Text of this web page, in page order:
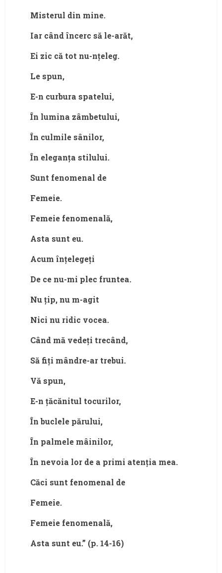
Misterul din mine.
Iar când încerc să le-arăt,
Ei zic că tot nu-nțeleg.
Le spun,
E-n curbura spatelui,
În lumina zâmbetului,
În culmile sânilor,
În eleganța stilului.
Sunt fenomenal de
Femeie.
Femeie fenomenală,
Asta sunt eu.
Acum înțelegeți
De ce nu-mi plec fruntea.
Nu țip, nu m-agit
Nici nu ridic vocea.
Când mă vedeți trecând,
Să fiți mândre-ar trebui.
Vă spun,
E-n țăcănitul tocurilor,
În buclele părului,
În palmele mâinilor,
În nevoia lor de a primi atenția mea.
Căci sunt fenomenal de
Femeie.
Femeie fenomenală,
Asta sunt eu.” (p. 14-16)